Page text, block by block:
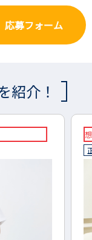
応募フォーム
紹介！
想定
正社員